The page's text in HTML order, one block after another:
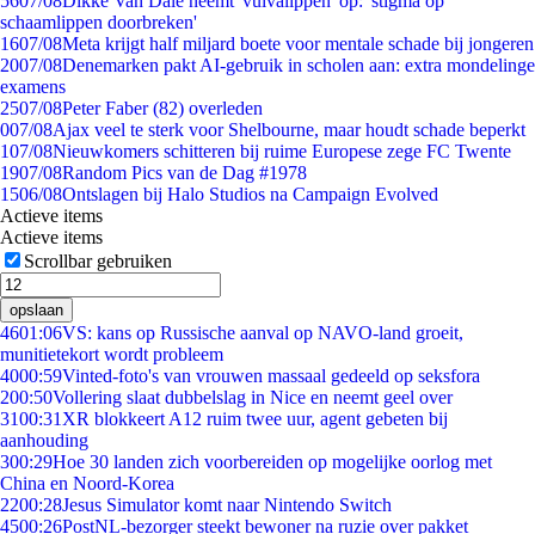
schaamlippen doorbreken'
1607/08Meta krijgt half miljard boete voor mentale schade bij jongeren
2007/08Denemarken pakt AI-gebruik in scholen aan: extra mondelinge
examens
2507/08Peter Faber (82) overleden
007/08Ajax veel te sterk voor Shelbourne, maar houdt schade beperkt
107/08Nieuwkomers schitteren bij ruime Europese zege FC Twente
1907/08Random Pics van de Dag #1978
1506/08Ontslagen bij Halo Studios na Campaign Evolved
Actieve items
Actieve items
Scrollbar gebruiken
opslaan
4601:06VS: kans op Russische aanval op NAVO-land groeit,
munitietekort wordt probleem
4000:59Vinted-foto's van vrouwen massaal gedeeld op seksfora
200:50Vollering slaat dubbelslag in Nice en neemt geel over
3100:31 XR blokkeert A12 ruim twee uur, agent gebeten bij
aanhouding
300:29Hoe 30 landen zich voorbereiden op mogelijke oorlog met
China en Noord-Korea
2200:28Jesus Simulator komt naar Nintendo Switch
4500:26PostNL-bezorger steekt bewoner na ruzie over pakket